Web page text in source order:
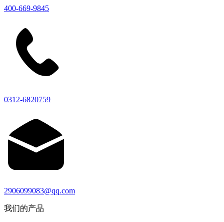
400-669-9845
0312-6820759
2906099083@qq.com
我们的产品